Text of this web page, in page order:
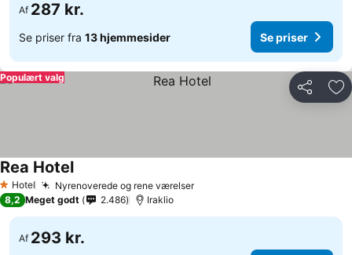
Af 287 kr.
Se priser fra 13 hjemmesider Se priser
Del
Populært valg
1 Stjerner
Hotel Nyrenoverede og rene værelser
Rea Hotel
8,2 Meget godt 2.486 Iraklio
Af 293 kr.